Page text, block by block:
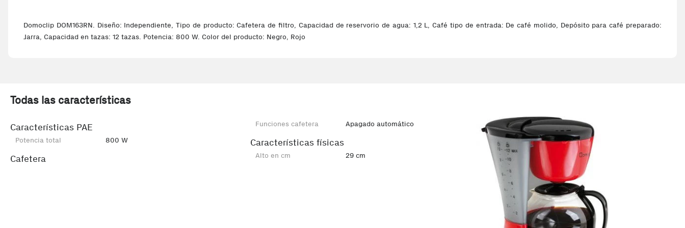
Domoclip DOM163RN. Diseño: Independiente, Tipo de producto: Cafetera de filtro, Capacidad de reservorio de agua: 1,2 L, Café tipo de entrada: De café molido, Depósito para café preparado:
Jarra, Capacidad en tazas: 12 tazas. Potencia: 800 W. Color del producto: Negro, Rojo
Todas las características
Características PAE
Potencia total 800 W
Cafetera
Funciones cafetera Apagado automático
Características físicas
Alto en cm 29 cm